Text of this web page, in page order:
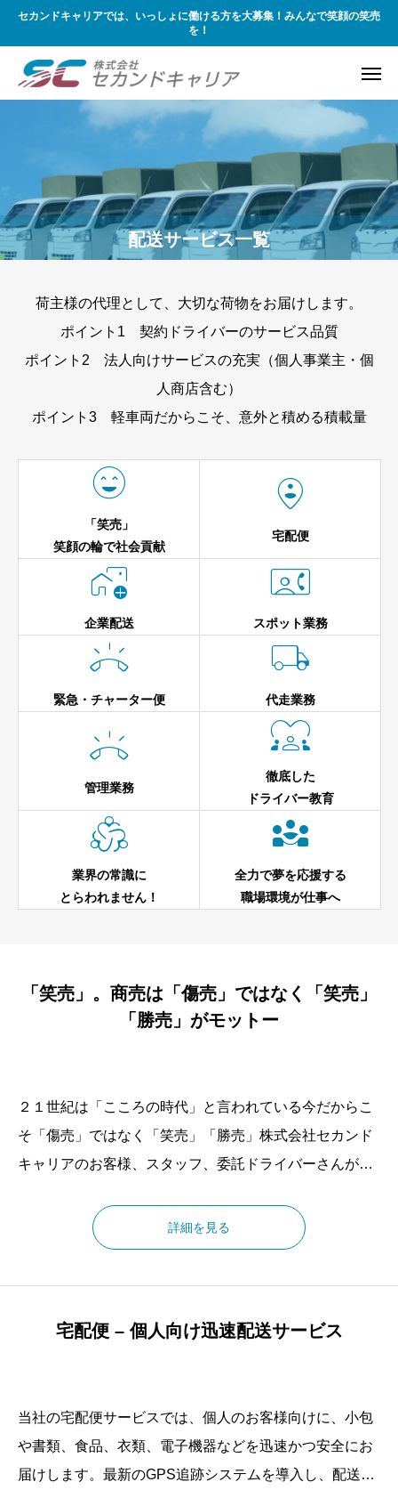
セカンドキャリアでは、いっしょに働ける方を大募集！みんなで笑顔の笑売
を！
配送サービス一覧
荷主様の代理として、大切な荷物をお届けします。
ポイント1 契約ドライバーのサービス品質
ポイント2 法人向けサービスの充実（個人事業主・個
人商店含む）
ポイント3 軽車両だからこそ、意外と積める積載量

「笑売」
笑顔の輪で社会貢献

宅配便

企業配送

スポット業務

緊急・チャーター便

代走業務

管理業務

徹底した
ドライバー教育

業界の常識に
とらわれません！

全力で夢を応援する
職場環境が仕事へ
「笑売」。商売は「傷売」ではなく「笑売」
「勝売」がモットー
２１世紀は「こころの時代」と言われている今だからこ
そ「傷売」ではなく「笑売」「勝売」株式会社セカンド
キャリアのお客様、スタッフ、委託ドライバーさんが
まいります。
詳細を見る
宅配便 – 個人向け迅速配送サービス
当社の宅配便サービスでは、個人のお客様向けに、小包
や書類、食品、衣類、電子機器などを迅速かつ安全にお
届けします。最新のGPS追跡システムを導入し、配送状